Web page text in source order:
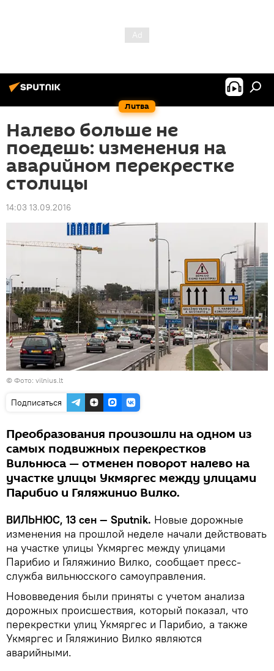
Литва
Налево больше не
поедешь: изменения на
аварийном перекрестке
столицы
14:03 13.09.2016
© Фото: vilnius.lt
Подписаться
Преобразования произошли на одном из
самых подвижных перекрестков
Вильнюса — отменен поворот налево на
участке улицы Укмяргес между улицами
Парибио и Гяляжинио Вилко.
ВИЛЬНЮС, 13 сен — Sputnik. Новые дорожные
изменения на прошлой неделе начали действовать
на участке улицы Укмяргес между улицами
Парибио и Гяляжинио Вилко, сообщает пресс-
служба вильнюсского самоуправления.
Нововведения были приняты с учетом анализа
дорожных происшествия, который показал, что
перекрестки улиц Укмяргес и Парибио, а также
Укмяргес и Гяляжинио Вилко являются
аварийными.